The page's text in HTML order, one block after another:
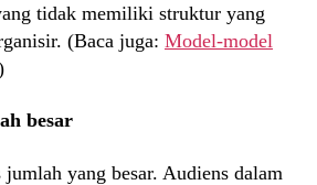
tidak memiliki struktur yang
(Baca juga: Model-model
besar
yang besar. Audiens dalam